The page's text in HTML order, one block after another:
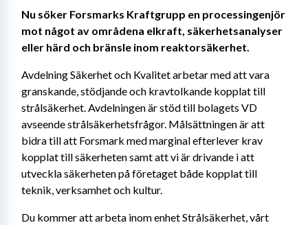
Nu söker Forsmarks Kraftgrupp en processingenjör
mot något av områdena elkraft, säkerhetsanalyser
eller härd och bränsle inom reaktorsäkerhet.
Avdelning Säkerhet och Kvalitet arbetar med att vara
granskande, stödjande och kravtolkande kopplat till
strålsäkerhet. Avdelningen är stöd till bolagets VD
avseende strålsäkerhetsfrågor. Målsättningen är att
bidra till att Forsmark med marginal efterlever krav
kopplat till säkerheten samt att vi är drivande i att
utveckla säkerheten på företaget både kopplat till
teknik, verksamhet och kultur.
Du kommer att arbeta inom enhet Strålsäkerhet, vårt